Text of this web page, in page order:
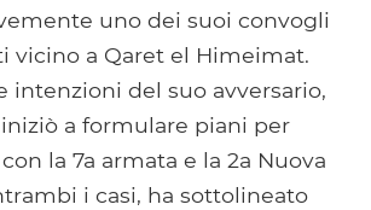
uno dei suoi convogli
vicino a Qaret el Himeimat.
intenzioni del suo avversario,
a formulare piani per
la 7a armata e la 2a Nuova
i casi, ha sottolineato